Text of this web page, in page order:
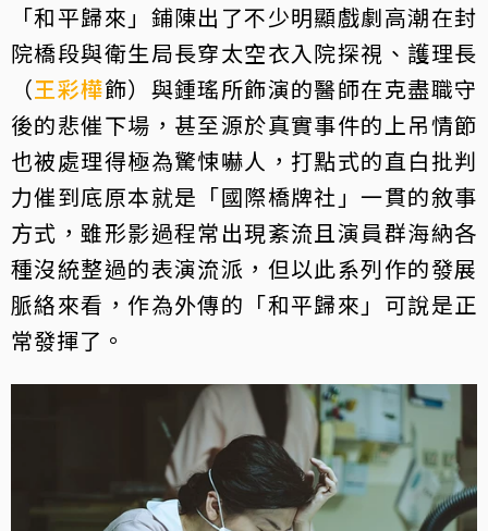
「和平歸來」鋪陳出了不少明顯戲劇高潮在封
院橋段與衛生局長穿太空衣入院探視、護理長
（王彩樺飾）與鍾瑤所飾演的醫師在克盡職守
後的悲催下場，甚至源於真實事件的上吊情節
也被處理得極為驚悚嚇人，打點式的直白批判
力催到底原本就是「國際橋牌社」一貫的敘事
方式，雖形影過程常出現紊流且演員群海納各
種沒統整過的表演流派，但以此系列作的發展
脈絡來看，作為外傳的「和平歸來」可說是正
常發揮了。